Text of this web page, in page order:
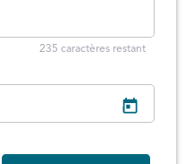
235 caractères restant